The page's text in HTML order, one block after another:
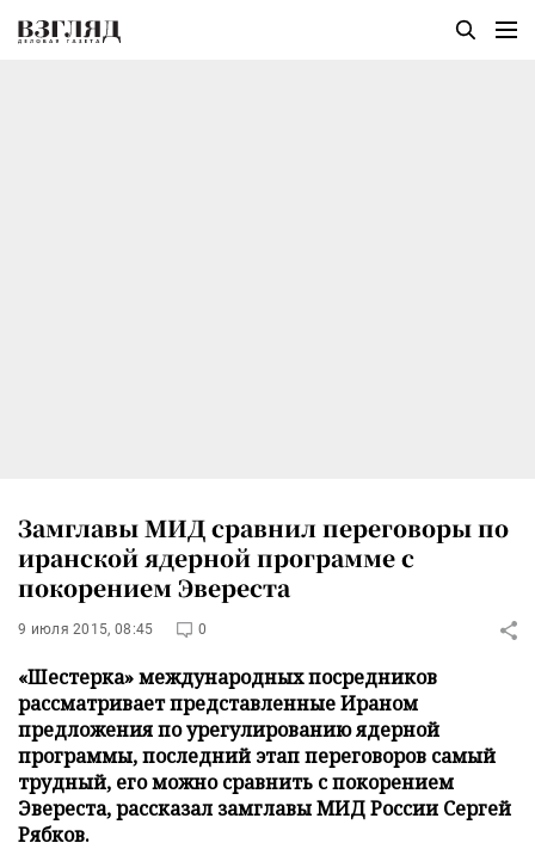
Замглавы МИД сравнил переговоры по
иранской ядерной программе с
покорением Эвереста
9 июля 2015, 08:45 0
«Шестерка» международных посредников
рассматривает представленные Ираном
предложения по урегулированию ядерной
программы, последний этап переговоров самый
трудный, его можно сравнить с покорением
Эвереста, рассказал замглавы МИД России Сергей
Рябков.